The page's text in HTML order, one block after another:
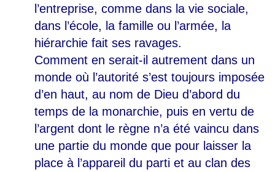
l’entreprise, comme dans la vie sociale,
dans l’école, la famille ou l’armée, la
hiérarchie fait ses ravages.
Comment en serait-il autrement dans un
monde où l’autorité s’est toujours imposée
d’en haut, au nom de Dieu d’abord du
temps de la monarchie, puis en vertu de
l’argent dont le règne n’a été vaincu dans
une partie du monde que pour laisser la
place à l’appareil du parti et au clan des